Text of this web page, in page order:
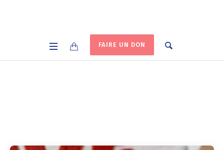
FAIRE UN DON